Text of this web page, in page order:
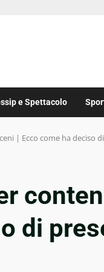
e Spettacolo
| Ecco come ha deciso
di